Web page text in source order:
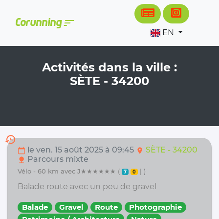
Corunningsort
EN
Activités dans la ville :
SÈTE - 34200
history
calendar_today le ven. 15 août 2025 à 09:45 location_on SÈTE - 34200
nature Parcours mixte
vélo - 60 km avec J★★★★★★ ( 7 0 | )
Balade route avec un peu de gravel
Balade Gravel Route
Photographie